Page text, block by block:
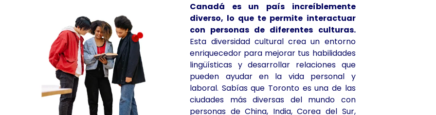
Canadá es un país increíblemente
diverso, lo que te permite interactuar
con personas de diferentes culturas.
Esta diversidad cultural crea un entorno
enriquecedor para mejorar tus habilidades
lingüísticas y desarrollar relaciones que
pueden ayudar en la vida personal y
laboral. Sabías que Toronto es una de las
ciudades más diversas del mundo con
personas de China, India, Corea del Sur,